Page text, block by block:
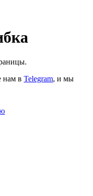
нам в Telegram, и мы